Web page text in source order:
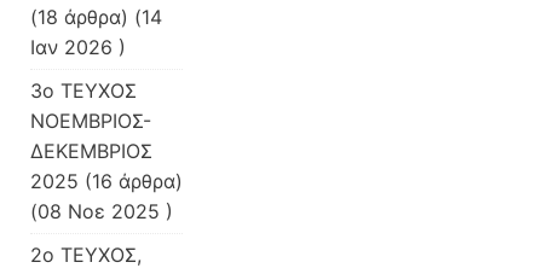
(18 άρθρα) (14
Ιαν 2026 )
3ο ΤΕΥΧΟΣ
ΝΟΕΜΒΡΙΟΣ-
ΔΕΚΕΜΒΡΙΟΣ
2025 (16 άρθρα)
(08 Νοε 2025 )
2ο ΤΕΥΧΟΣ,